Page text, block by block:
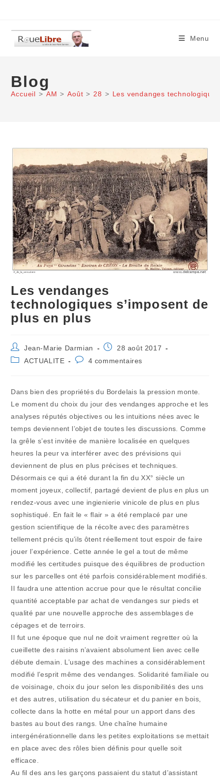
content
Menu
Blog
Accueil > AM > Août > 28 > Les vendanges
Les vendanges
technologiques s’imposent de
plus en plus
Auteur/autrice
de
la
Jean-Marie Darmian
Publication
28 août 2017
PostACTUALITE
Commentaires
publication :
4 commentaires
Dans bien des propriétés du Bordelais la pression monte.
Le moment du choix du jour des vendanges approche et les
analyses réputés objectives ou les intuitions nées avec le
temps deviennent l’objet de toutes les discussions. Comme
la grêle s’est invitée de manière localisée en quelques
heures la peur va interférer avec des prévisions qui
deviennent de plus en plus précises et techniques.
Désormais ce qui a été durant la fin du XX° siècle un
moment joyeux, collectif, partagé devient de plus en plus un
rendez-vous avec une ingienierie vinicole de plus en plus
sophistiqué. En fait le « flair » a été remplacé par une
gestion scientifique de la récolte avec des paramètres
tellement précis qu’ils ôtent réellement tout espoir de faire
jouer l’expérience. Cette année le gel a tout de même
modifié les certitudes puisque des équilibres de production
sur les parcelles ont été parfois considérablement modifiés.
Il faudra une attention accrue pour que le résultat concilie
quantité acceptable par achat de vendanges sur pieds et
qualité par une nouvelle approche des assemblages de
cépages et de terroirs.
Il fut une époque que nul ne doit vraiment regretter où la
cueillette des raisins n’avaient absolument lien avec celle
débute demain. L’usage des machines a considérablement
modifié l’esprit même des vendanges. Solidarité familiale ou
de voisinage, choix du jour selon les disponibilités des uns
et des autres, utilisation du sécateur et du panier en bois,
collecte dans la hotte en métal pour un apport dans des
bastes au bout des rangs. Une chaîne humaine
intergénérationnelle dans les petites exploitations se mettait
en place avec des rôles bien définis pour quelle soit
efficace.
Au fil des ans les garçons passaient du statut d’assistant